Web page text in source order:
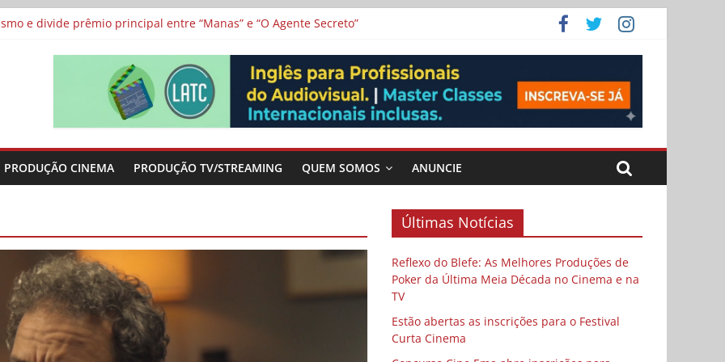
adaptação brasileira de série argentina para o cinema
e divide prêmio principal entre “Manas” e “O Agente Secreto”
Cinema
de escolas públicas
PRODUÇÃO CINEMA PRODUÇÃO TV/STREAMING QUEM SOMOS ANUNCIE
Últimas Notícias
Reflexo do Blefe: As Melhores Produções de
Poker da Última Meia Década no Cinema e na
TV
Estão abertas as inscrições para o Festival
Curta Cinema